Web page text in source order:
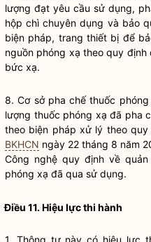
lượng đạt yêu cầu sử dụng,
hộp chì chuyên dụng và bảo
biện pháp, trang thiết bị để
nguồn phóng xạ theo quy định
bức xạ.
8. Cơ sở pha chếthuốc phóng
lượng thuốc phóng xạ đã pha
theo biện pháp xử lý theo quy
BKHCN ngày 22 tháng 8 năm
Công nghệ quy định về
phóng xạ đã qua sử dụng.
Điều 11. Hiệu lực thi hành
1. Thông tư này có hiệu lực